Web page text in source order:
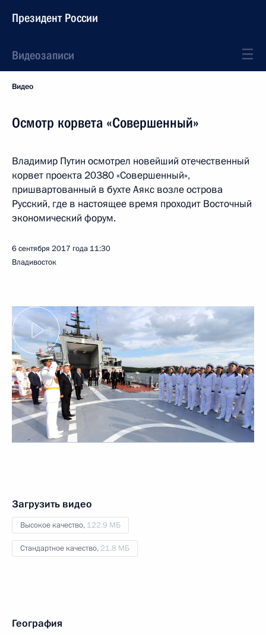
Президент России
Видеозаписи
Видео
Осмотр корвета «Совершенный»
Владимир Путин осмотрел новейший отечественный
корвет проекта 20380 «Совершенный»,
пришвартованный в бухте Аякс возле острова
Русский, где в настоящее время проходит Восточный
экономический форум.
6 сентября 2017 года 11:30
Владивосток
Загрузить видео
Высокое качество, 122.9 МБ
Стандартное качество, 21.8 МБ
География